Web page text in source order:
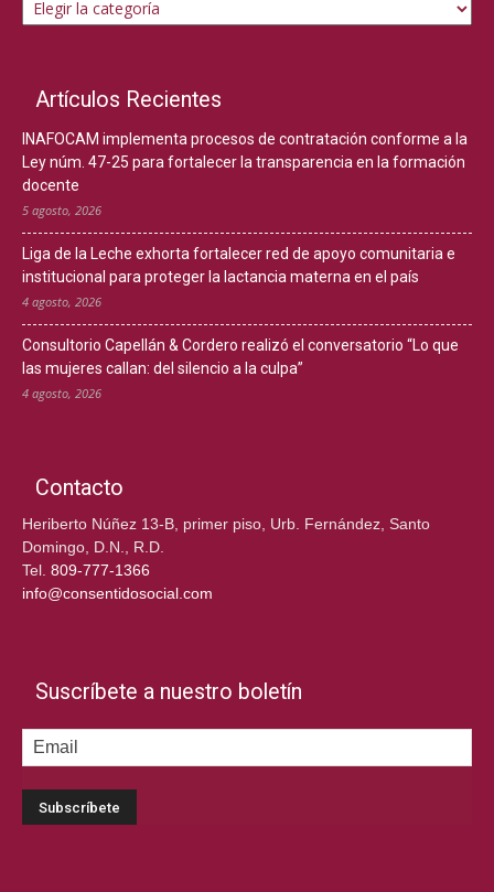
Artículos Recientes
INAFOCAM implementa procesos de contratación conforme a la
Ley núm. 47-25 para fortalecer la transparencia en la formación
docente
5 agosto, 2026
Liga de la Leche exhorta fortalecer red de apoyo comunitaria e
institucional para proteger la lactancia materna en el país
4 agosto, 2026
Consultorio Capellán & Cordero realizó el conversatorio “Lo que
las mujeres callan: del silencio a la culpa”
4 agosto, 2026
Contacto
Heriberto Núñez 13-B, primer piso, Urb. Fernández, Santo
Domingo, D.N., R.D.
Tel. 809-777-1366
info@consentidosocial.com
Suscríbete a nuestro boletín